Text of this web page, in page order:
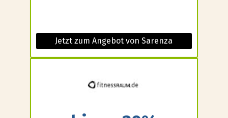
Jetzt zum Angebot von Sarenza